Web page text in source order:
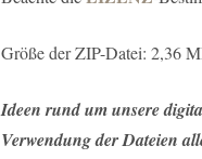
Größe der ZIP-Datei: 2,36
Ideen rund um unsere
Verwendung der Dateien